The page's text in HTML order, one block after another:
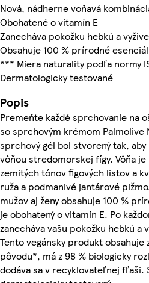
Nová, nádherne voňavá
Obohatené o vitamín E
Zanecháva pokožku hebkú a
Obsahuje 100 % prírodné
*** Miera naturality podľa normy
Dermatologicky testované
Popis
Premeňte každé sprchovanie na
so sprchovým krémom Palmolive
sprchový gél bol stvorený tak,
vôňou stredomorskej fígy. Vôňa
zemitých tónov figových listov a
ruža a podmanivé jantárové
mužov aj ženy obsahuje 100 %
je obohatený o vitamín E. Po
zanecháva vašu pokožku hebkú a
Tento vegánsky produkt obsahuje
pôvodu*, má z 98 % biologicky
dodáva sa v recyklovateľnej fľaši.